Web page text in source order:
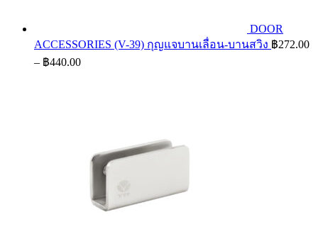
DOOR
ACCESSORIES (V-39) กุญแจบานเลื่อน-บานสวิง ฿272.00
– ฿440.00Price